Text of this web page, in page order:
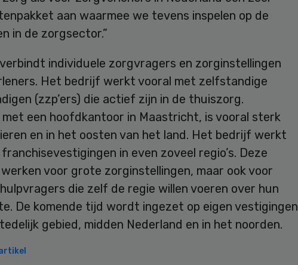
aan waarmee we tevens inspelen op de
in de zorgsector.”
individuele zorgvragers en zorginstellingen
Het bedrijf werkt vooral met zelfstandige
(zzp’ers) die actief zijn in de thuiszorg.
een hoofdkantoor in Maastricht, is vooral sterk
en in het oosten van het land. Het bedrijf werkt
in even zoveel regio’s. Deze
voor grote zorginstellingen, maar ook voor
die zelf de regie willen voeren over hun
De komende tijd wordt ingezet op eigen vestigingen
gebied, midden Nederland en in het noorden.